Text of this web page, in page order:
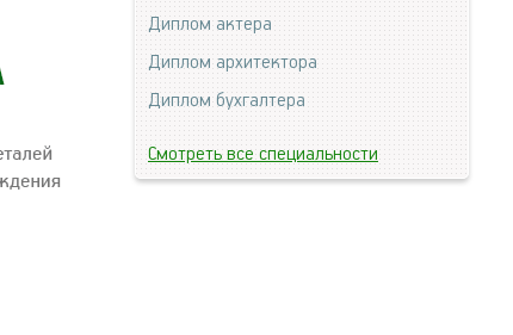
Диплом актера
Диплом архитектора
Диплом бухгалтера
Смотреть все специальности